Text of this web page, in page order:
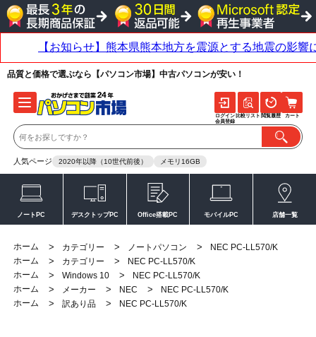
品質と価格で選ぶなら【パソコン市場】中古パソコンが安い！
人気ページ 2020年以降（10世代前後） メモリ16GB
ログイン
会員登録
比較リスト 閲覧履歴 カート
ノートPC デスクトップPC Office搭載PC モバイルPC 店舗一覧
ホーム > カテゴリー > ノートパソコン >
NEC PC-LL570/K
ホーム
> カテゴリー >
NEC PC-LL570/K
ホーム
> Windows 10 >
NEC PC-LL570/K
ホーム
> メーカー > NEC >
NEC PC-LL570/K
ホーム
> 訳あり品 > NEC PC-LL570/K